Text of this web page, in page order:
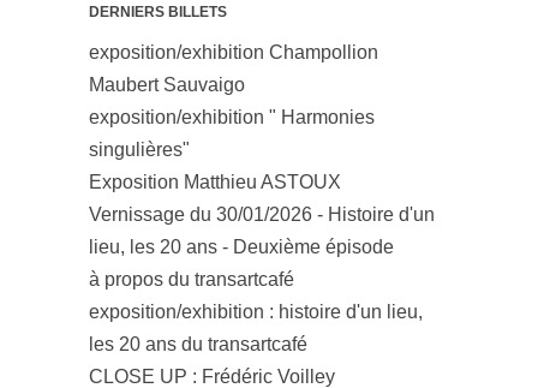
DERNIERS BILLETS
exposition/exhibition Champollion
Maubert Sauvaigo
exposition/exhibition " Harmonies
singulières"
Exposition Matthieu ASTOUX
Vernissage du 30/01/2026 - Histoire d'un
lieu, les 20 ans - Deuxième épisode
à propos du transartcafé
exposition/exhibition : histoire d'un lieu,
les 20 ans du transartcafé
CLOSE UP : Frédéric Voilley